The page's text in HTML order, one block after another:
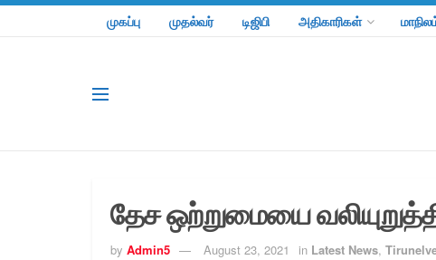
முகப்பு முதல்வர் டிஜிபி அதிகாரிகள்
தேச ஒற்றுமையை
by Admin5 August 23, 2021 in Latest News,